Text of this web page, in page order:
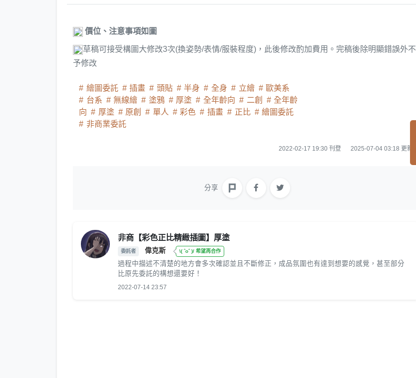
價位、注意事項如圖
草稿可接受構圖大修改3次(換姿勢/表情/服裝程度)，此後修改酌加費用。完稿後除明顯錯誤外不
予修改
繪圖委託 插畫 頭貼 半身 全身 立繪
歐美系
台系
無線繪 塗鴉 厚塗 全年齡向 二創
全年齡
向
厚塗 原創 單人 彩色 插畫 正比
繪圖委託
非商業委託
2022-02-17 19:30 刊登 2025-07-04 03:18 更新
分享
非商【彩色正比精緻插圖】厚塗
委託者 偉克斯 \( ˆoˆ )/ 希望再合作
過程中描述不清楚的地方會多次確認並且不斷修正，成品氛圍也有達到想要的感覺，甚至部分
比原先委託的構想還要好！
2022-07-14 23:57